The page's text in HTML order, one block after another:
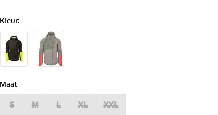
Kleur:
Maat:
S M L XL XXL